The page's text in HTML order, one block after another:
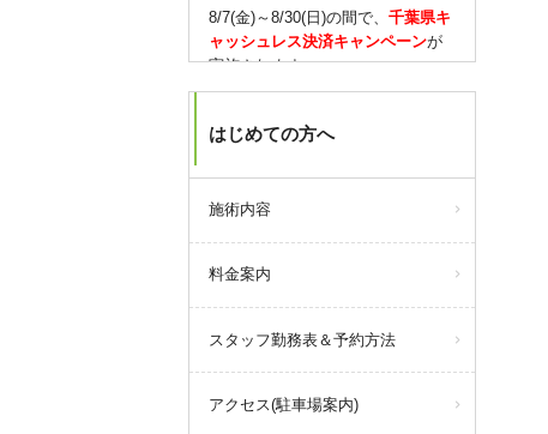
8/7(金)～8/30(日)の間で、 千葉県キ
ャッシュレス決済キャンペーンが
実施されます。
していただくと、10％還元(1決済
もちろん当院での決済も対象で
す。
期間限定で、通常はない
チャージをご用意しました！
30,000円チャージで33,000ポイン
ト付与！（+3,000ポイント）
さらに期間中は、
はじめての方へ
施術内容
料金案内
スタッフ勤務表＆予約方法
アクセス(駐車場案内)